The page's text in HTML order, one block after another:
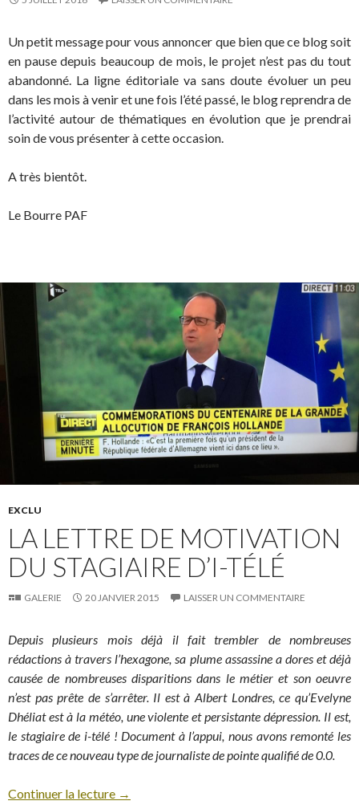
Un petit message pour vous annoncer que bien que ce blog soit
en pause depuis beaucoup de mois, le projet n’est pas du tout
abandonné. La ligne éditoriale va sans doute évoluer un peu
dans les mois à venir et une fois l’été passé, le blog reprendra de
l’activité autour de thématiques en évolution que je prendrai
soin de vous présenter à cette occasion.
A très bientôt.
Le Bourre PAF
EXCLU
LA LETTRE DE MOTIVATION
DU STAGIAIRE D’I-TÉLÉ
GALERIE 20 JANVIER 2015 LAISSER UN COMMENTAIRE
Depuis plusieurs mois déjà il fait trembler de nombreuses
rédactions à travers l’hexagone, sa plume assassine a dores et déjà
causée de nombreuses disparitions dans le métier et son oeuvre
n’est pas prête de s’arrêter. Il est à Albert Londres, ce qu’Evelyne
Dhéliat est à la météo, une violente et persistante dépression. Il est,
le stagiaire de i-télé ! Document à l’appui, nous avons remonté les
traces de ce nouveau type de journaliste de pointe qualifié de 0.0.
Continuer la lecture →